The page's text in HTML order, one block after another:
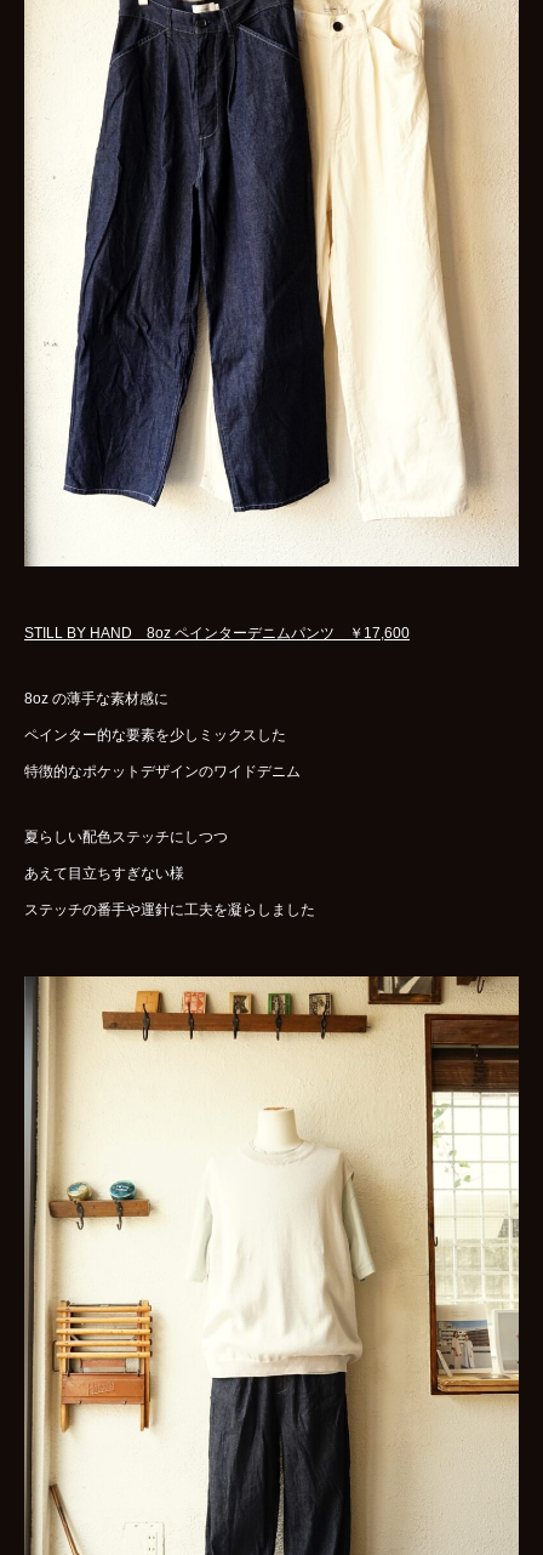
STILL BY HAND 8oz ペインターデニムパンツ ￥17,600
8oz の薄手な素材感に
ペインター的な要素を少しミックスした
特徴的なポケットデザインのワイドデニム
夏らしい配色ステッチにしつつ
あえて目立ちすぎない様
ステッチの番手や運針に工夫を凝らしました